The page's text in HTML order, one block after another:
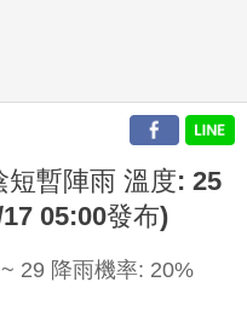
短暫陣雨 溫度: 25
05:00發布)
29 降雨機率: 20%